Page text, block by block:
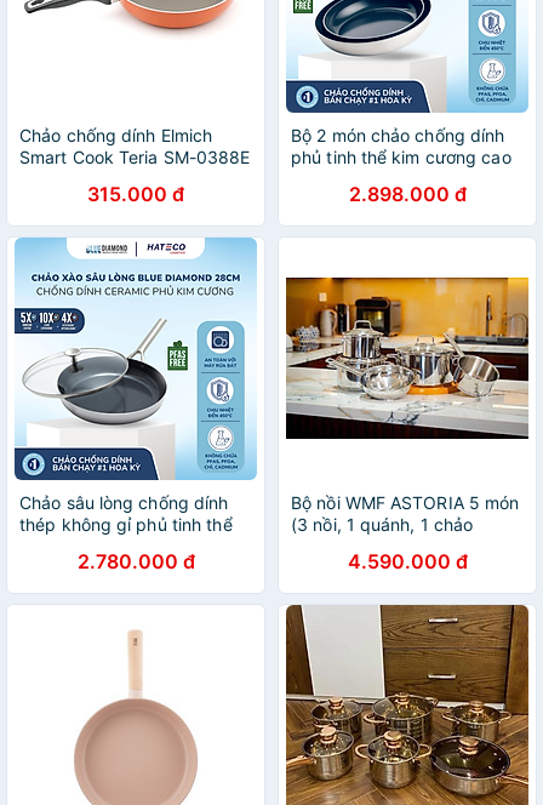
Chảo chống dính Elmich
Smart Cook Teria SM-0388E
315.000 đ
Bộ 2 món chảo chống dính
phủ tinh thể kim cương cao
2.898.000 đ
Chảo sâu lòng chống dính
thép không gỉ phủ tinh thể
Diamond 28cm có nắp kính
2.780.000 đ
Bộ nồi WMF ASTORIA 5 món
(3 nồi, 1 quánh, 1 chảo
4.590.000 đ